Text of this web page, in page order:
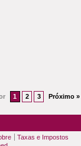
1 2 3 Próximo »
Taxas e Impostos